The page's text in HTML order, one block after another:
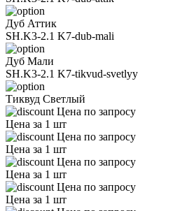
Дуб Аттик
SH.K3-2.1 K7-dub-mali
Дуб Мали
SH.K3-2.1 K7-tikvud-svetlyy
Тиквуд Светлый
Цена по запросу
Цена за 1 шт
Цена по запросу
Цена за 1 шт
Цена по запросу
Цена за 1 шт
Цена по запросу
Цена за 1 шт